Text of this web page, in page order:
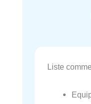
Liste